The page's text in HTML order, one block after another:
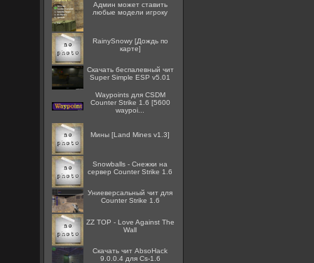
Админ может ставить
любые модели игроку
RainySnowy [Дождь по
карте]
Скачать беспалевный чит
Super Simple ESP v5.01
Waypoints для CSDM
Counter Strike 1.6 [5600
waypoi...
Мины [Land Mines v1.3]
Snowballs - Снежки на
сервер Counter Strike 1.6
Униеверсальный чит для
Counter Strike 1.6
ZZ TOP - Love Against The
Wall
Скачать чит AbsoHack
9.0.0.4 для Cs-1.6